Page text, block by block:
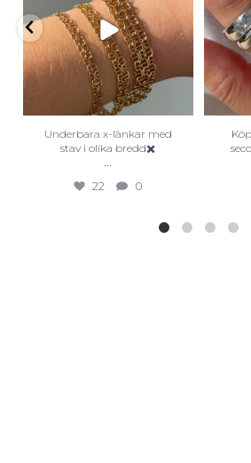
Underbara x-länkar med
stav i olika bredd✖️
...
22 0